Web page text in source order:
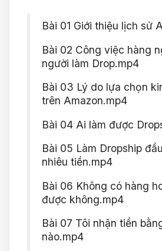
Bài 01 Giới thiệu lịch sử
Bài 02 Công việc hàng
người làm Drop.mp4
Bài 03 Lý do lựa chọn
trên Amazon.mp4
Bài 04 Ai làm được
Bài 05 Làm Dropship
nhiêu tiền.mp4
Bài 06 Không có hàng
được không.mp4
Bài 07 Tôi nhận tiền
nào.mp4